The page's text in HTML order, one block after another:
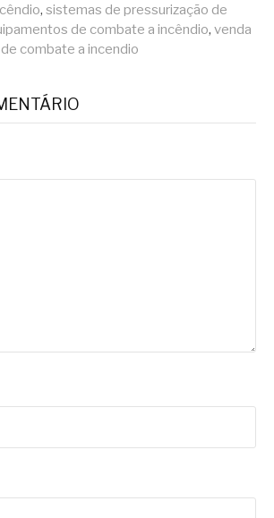
, sistemas de pressurização de
de combate a incêndio, venda
combate a incendio